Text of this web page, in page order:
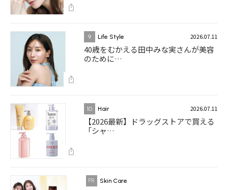
9 Life Style 2026.07.11
40歳をむかえる田中みな実さんが美容
のために…
10 Hair 2026.07.11
【2026最新】ドラッグストアで買える
「シャ…
Skin Care